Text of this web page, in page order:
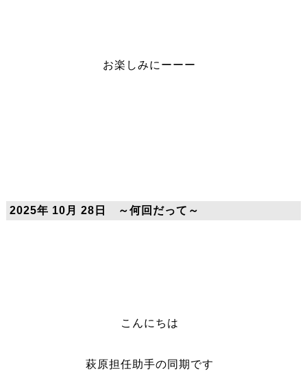
お楽しみにーーー
2025年 10月 28日 ～何回だって～
こんにちは
萩原担任助手の同期です